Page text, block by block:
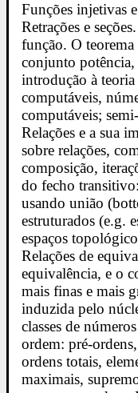
Funções injetivas
Retrações e
função. O
conjunto potência,
introdução à
computáveis,
computáveis;
Relações e a sua
sobre relações,
composição,
do fecho
usando união
estruturados (e.g.
espaços
Relações de
equivalência, e o
mais finas e mais
induzida pelo
classes de
ordem: pré-
ordens totais,
maximais,